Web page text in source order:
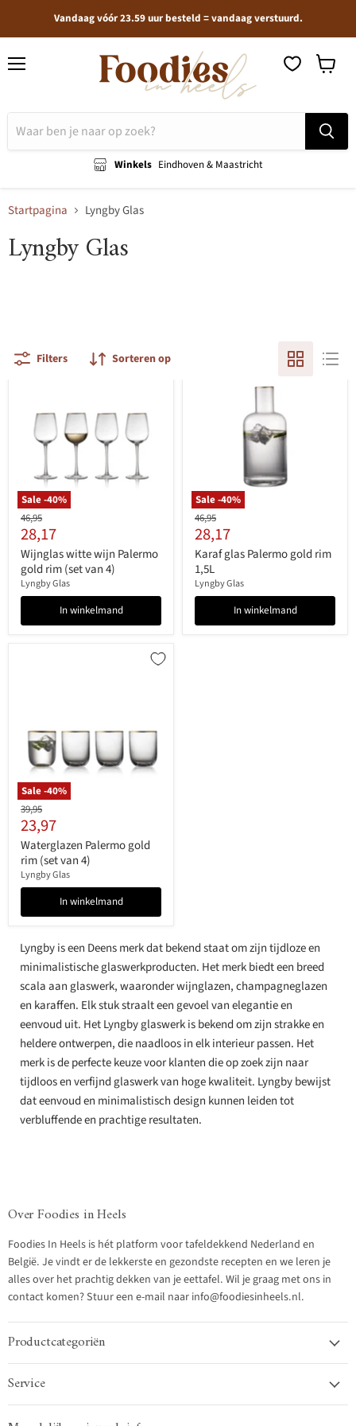
Vandaag vóór 23.59 uur besteld = vandaag verstuurd.
Winkels Eindhoven & Maastricht
Startpagina Lyngby Glas
Lyngby Glas
Filters Sorteren op
Sale -40%
Originele
prijs
46,95
Huidige
prijs
28,17
Wijnglas witte wijn Palermo
gold rim (set van 4)
Lyngby Glas
In winkelmand
Sale -40%
Originele
prijs
46,95
Huidige
prijs
28,17
Karaf glas Palermo gold rim
1,5L
Lyngby Glas
In winkelmand
Sale -40%
Originele
prijs
39,95
Huidige
prijs
23,97
Waterglazen Palermo gold
rim (set van 4)
Lyngby Glas
In winkelmand
Lyngby is een Deens merk dat bekend staat om zijn tijdloze en
minimalistische glaswerkproducten. Het merk biedt een breed
scala aan glaswerk, waaronder wijnglazen, champagneglazen
en karaffen. Elk stuk straalt een gevoel van elegantie en
eenvoud uit. Het Lyngby glaswerk is bekend om zijn strakke en
heldere ontwerpen, die naadloos in elk interieur passen. Het
merk is de perfecte keuze voor klanten die op zoek zijn naar
tijdloos en verfijnd glaswerk van hoge kwaliteit. Lyngby bewijst
dat eenvoud en minimalistisch design kunnen leiden tot
verbluffende en prachtige resultaten.
Over Foodies in Heels
Foodies In Heels is hét platform voor tafeldekkend Nederland en
België. Je vindt er de lekkerste en gezondste recepten en we leren je
alles over het prachtig dekken van je eettafel. Wil je graag met ons in
contact komen? Stuur een e-mail naar info@foodiesinheels.nl.
Productcategoriën
Service